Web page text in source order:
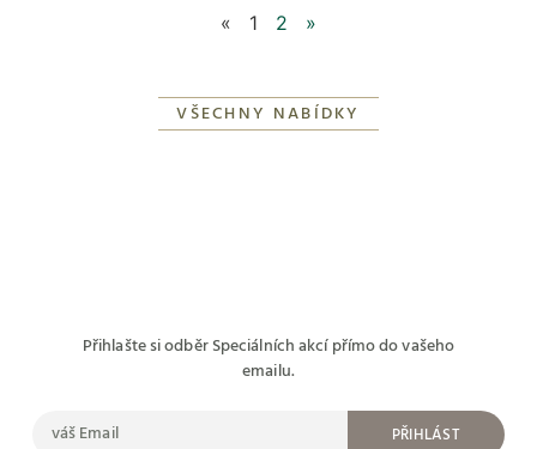
« 1 2 »
VŠECHNY NABÍDKY
Přihlašte si odběr Speciálních akcí přímo do vašeho
emailu.
PŘIHLÁST